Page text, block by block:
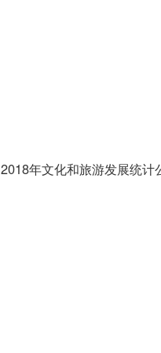
2018年文化和旅游发展统计